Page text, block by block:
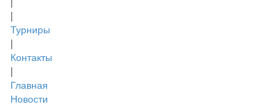
|
Турниры
|
Контакты
|
Главная
Новости